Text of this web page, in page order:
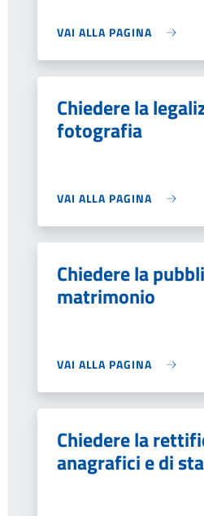
VAI ALLA PAGINA
Chiedere la
fotografia
VAI ALLA PAGINA
Chiedere la
matrimonio
VAI ALLA PAGINA
Chiedere la
anagrafici e di